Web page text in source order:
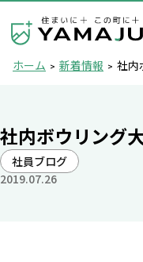
ホーム 新着情報 社内
社内ボウリング
社員ブログ
2019.07.26